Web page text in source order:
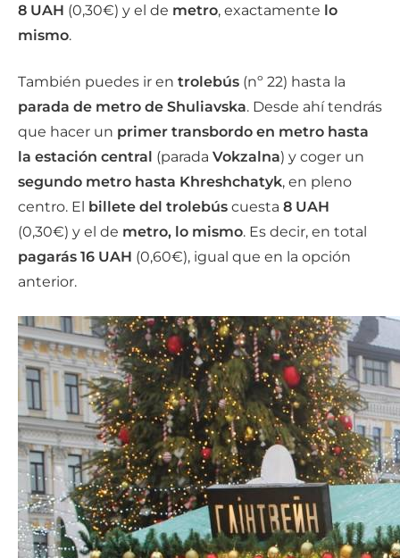
8 UAH (0,30€) y el de metro, exactamente lo
mismo.
También puedes ir en trolebús (nº 22) hasta la
parada de metro de Shuliavska. Desde ahí tendrás
que hacer un primer transbordo en metro hasta
la estación central (parada Vokzalna) y coger un
segundo metro hasta Khreshchatyk, en pleno
centro. El billete del trolebús cuesta 8 UAH
(0,30€) y el de metro, lo mismo. Es decir, en total
pagarás 16 UAH (0,60€), igual que en la opción
anterior.